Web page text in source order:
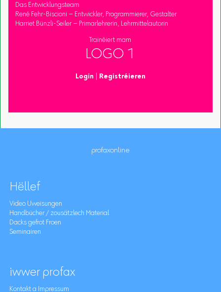
Das Entwicklungsteam
René Fehr-Biscioni – Entwickler, Programmierer, Gestalter
Harriet Bünzli-Seiler – Primarlehrerin, Lehrmittelautorin
Trainéiert mam
LOGO 1
Login Registréieren
profaxonline
Hëllef
Video Uweisungen
Handbücher / zousätzlech Material
Dacks gefrot Froen
Seminairen
iwwer profax
Kontakt a Impressum